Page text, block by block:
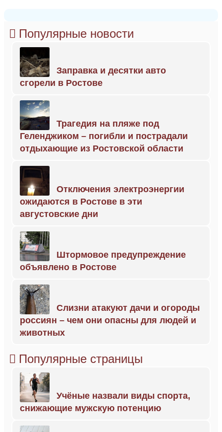
Популярные новости
Заправка и десятки авто
сгорели в Ростове
Трагедия на пляже под
Геленджиком – погибли и пострадали
отдыхающие из Ростовской области
Отключения электроэнергии
ожидаются в Ростове в эти
августовские дни
Штормовое предупреждение
объявлено в Ростове
Слизни атакуют дачи и огороды
россиян – чем они опасны для людей и
животных
Популярные страницы
Учёные назвали виды спорта,
снижающие мужскую потенцию